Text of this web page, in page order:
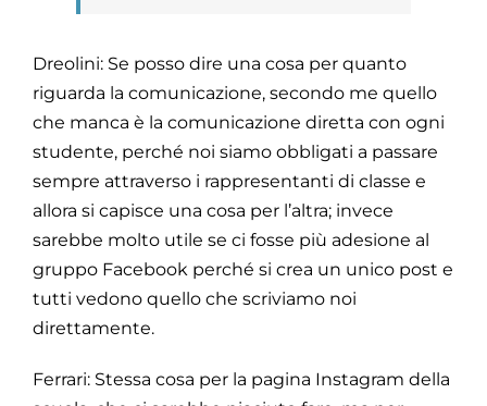
Dreolini: Se posso dire una cosa per quanto
riguarda la comunicazione, secondo me quello
che manca è la comunicazione diretta con ogni
studente, perché noi siamo obbligati a passare
sempre attraverso i rappresentanti di classe e
allora si capisce una cosa per l’altra; invece
sarebbe molto utile se ci fosse più adesione al
gruppo Facebook perché si crea un unico post e
tutti vedono quello che scriviamo noi
direttamente.
Ferrari: Stessa cosa per la pagina Instagram della